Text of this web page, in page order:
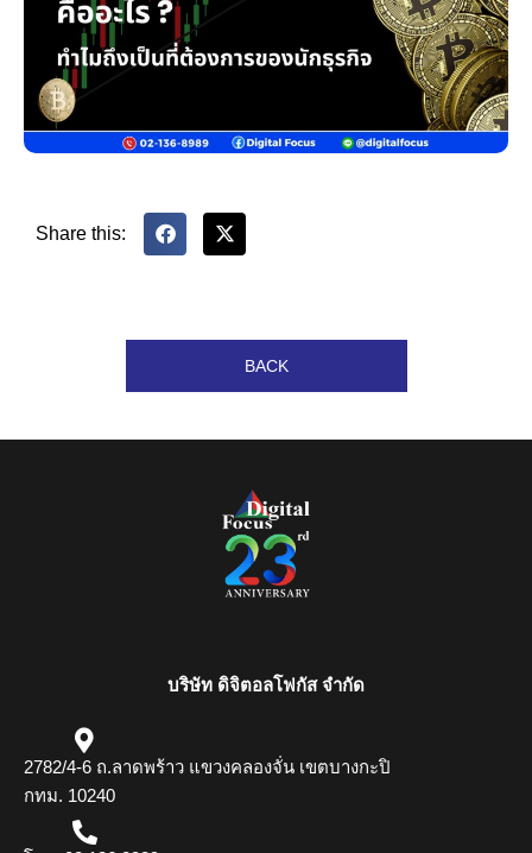
Share this:
BACK
บริษัท ดิจิตอลโฟกัส จำกัด
2782/4-6 ถ.ลาดพร้าว แขวงคลองจั่น เขตบางกะปิ
กทม. 10240